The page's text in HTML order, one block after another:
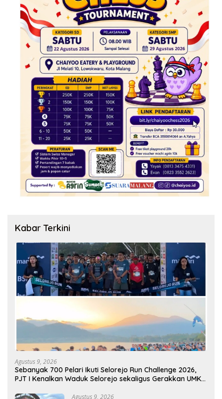
Kabar Terkini
Agustus 9, 2026
Sebanyak 700 Pelari Ikuti Selorejo Run Challenge 2026,
PJT I Kenalkan Waduk Selorejo sekaligus Gerakkan UMKM
Agustus 9, 2026